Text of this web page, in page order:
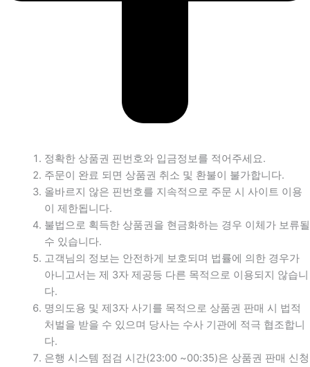
정확한 상품권 핀번호와 입금정보를 적어주세요.
주문이 완료 되면 상품권 취소 및 환불이 불가합니다.
올바르지 않은 핀번호를 지속적으로 주문 시 사이트 이용
이 제한됩니다.
불법으로 획득한 상품권을 현금화하는 경우 이체가 보류될
수 있습니다.
고객님의 정보는 안전하게 보호되며 법률에 의한 경우가
아니고서는 제 3자 제공등 다른 목적으로 이용되지 않습니
다.
명의도용 및 제3자 사기를 목적으로 상품권 판매 시 법적
처벌을 받을 수 있으며 당사는 수사 기관에 적극 협조합니
다.
은행 시스템 점검 시간(23:00 ~00:35)은 상품권 판매 신청